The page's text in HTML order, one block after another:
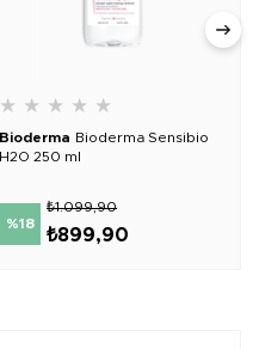
★ ★ ★ ★ ★
Bioderma Bioderma Sensibio
H2O 250 ml
%18
₺899,90
₺1.099,90